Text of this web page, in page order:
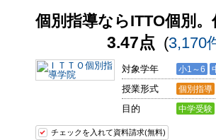
個別指導ならITTO個別
3.47点 (3,170
対象学年 小1～6
授業形式 個別指導
目的 中学受験
チェックを入れて資料請求(無料)